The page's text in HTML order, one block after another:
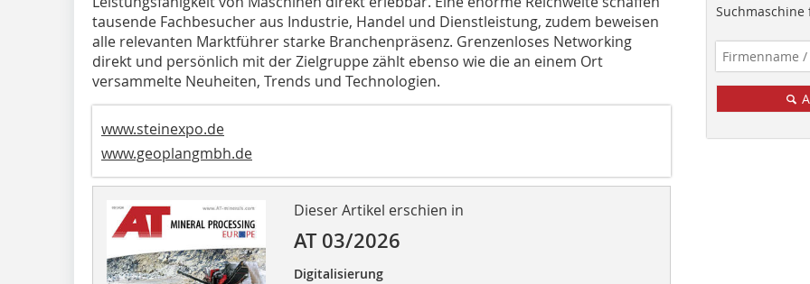
tausende Fachbesucher aus Industrie, Handel und Dienstleistung, zudem beweisen
alle relevanten Marktführer starke Branchenpräsenz. Grenzenloses Networking
direkt und persönlich mit der Zielgruppe zählt ebenso wie die an einem Ort
versammelte Neuheiten, Trends und Technologien.
www.steinexpo.de
www.geoplangmbh.de
Dieser Artikel erschien in
AT 03/2026
Digitalisierung